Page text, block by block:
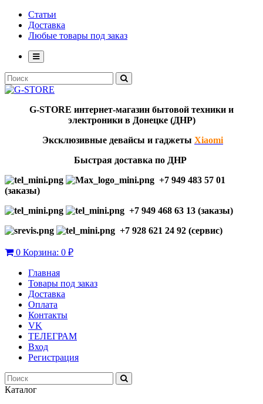
Статьи
Доставка
Любые товары под заказ
G-STORE интернет-магазин бытовой техники и
электроники в Донецке (ДНР)
Эксклюзивные девайсы и гаджеты Xiaomi
Быстрая доставка по ДНР
+7 949 483 57 01
(заказы)
+7 949 468 63 13 (заказы)
+7 928 621 24 92 (сервис)
0 Корзина: 0 ₽
Главная
Товары под заказ
Доставка
Оплата
Контакты
VK
ТЕЛЕГРАМ
Вход
Регистрация
Каталог